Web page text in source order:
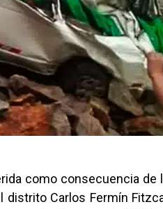
como consecuencia de
distrito Carlos Fermín